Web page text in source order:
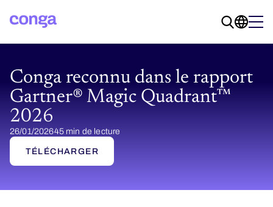
Conga reconnu dans le rapport
Gartner® Magic Quadrant™
2026
26/01/202645 min de lecture
TÉLÉCHARGER